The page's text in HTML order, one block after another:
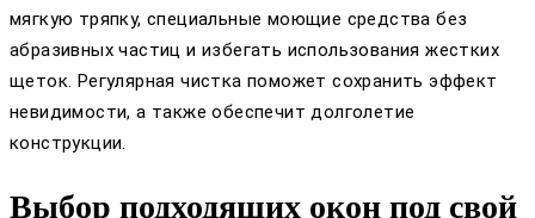
мягкую тряпку, специальные моющие средства без
абразивных частиц и избегать использования жестких
щеток. Регулярная чистка поможет сохранить эффект
невидимости, а также обеспечит долголетие
конструкции.
Выбор подходящих окон под свой